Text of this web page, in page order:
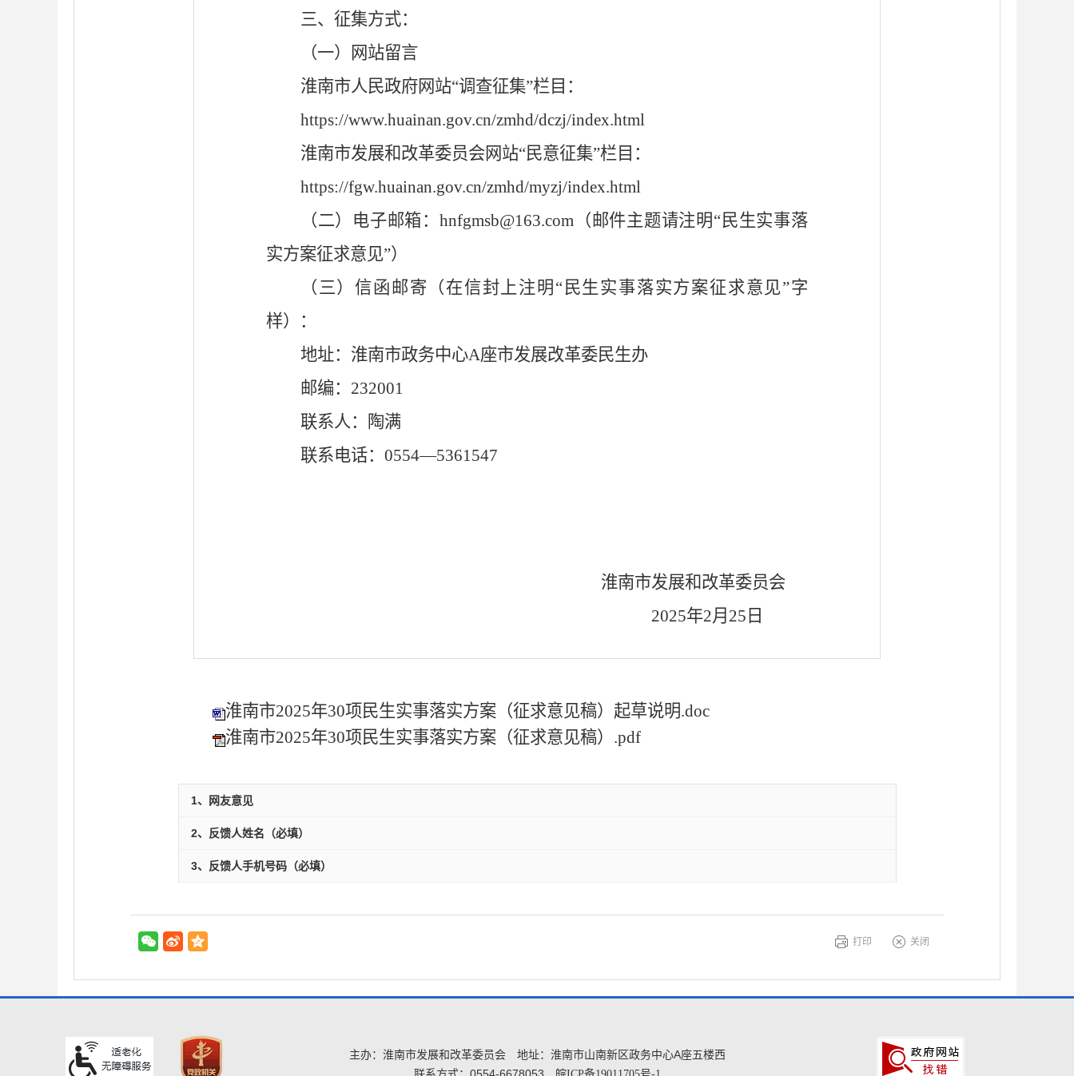
三、征集方式：
（一）网站留言
淮南市人民政府网站“调查征集”栏目：
https://www.huainan.gov.cn/zmhd/dczj/index.html
淮南市发展和改革委员会网站“民意征集”栏目：
https://fgw.huainan.gov.cn/zmhd/myzj/index.html
（二）电子邮箱： hnfgmsb@163.com （邮件主题请注明“民生实事落
实方案征求意见”）
（三）信函邮寄 （ 在信封上注明 “民生实事落实方案征求意见”字
样）
：
地址：淮南市政务中心A座市发展改革委民生办
邮编： 232001
联系人：
陶满
联系电话： 0554—5361547
淮南市发展和改革委员会
2025年2月 25 日
淮南市2025年30项民生实事落实方案（征求意见稿）起草说明.doc
淮南市2025年30项民生实事落实方案（征求意见稿）.pdf
1、网友意见
2、反馈人姓名（必填）
3、反馈人手机号码（必填）
打印 关闭
主办：淮南市发展和改革委员会
地址：淮南市山南新区政务中心A座五楼西